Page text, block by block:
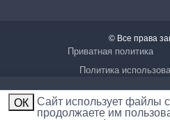
© Все права
Приватная политика
Политика
ОК
Cайт использует файлы
продолжаете им